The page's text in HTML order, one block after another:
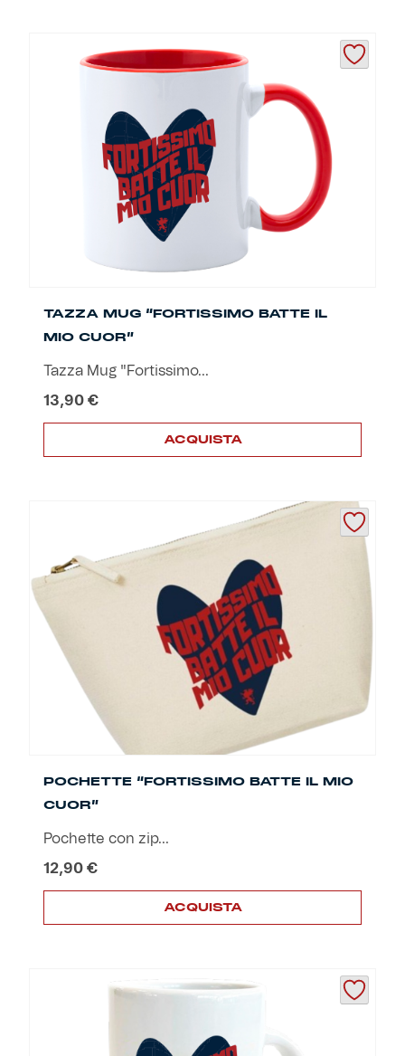
TAZZA MUG “FORTISSIMO BATTE IL
MIO CUOR”
Tazza Mug "Fortissimo...
13,90 €
ACQUISTA
POCHETTE “FORTISSIMO BATTE IL MIO
CUOR”
Pochette con zip...
12,90 €
ACQUISTA